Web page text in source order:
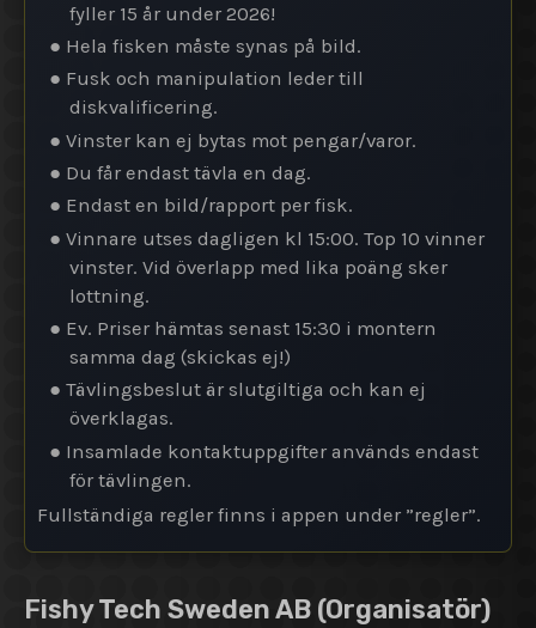
fyller 15 år under 2026!
● Hela fisken måste synas på bild.
● Fusk och manipulation leder till
diskvalificering.
● Vinster kan ej bytas mot pengar/varor.
● Du får endast tävla en dag.
● Endast en bild/rapport per fisk.
● Vinnare utses dagligen kl 15:00. Top 10 vinner
vinster. Vid överlapp med lika poäng sker
lottning.
● Ev. Priser hämtas senast 15:30 i montern
samma dag (skickas ej!)
● Tävlingsbeslut är slutgiltiga och kan ej
överklagas.
● Insamlade kontaktuppgifter används endast
för tävlingen.
Fullständiga regler finns i appen under ”regler”.
Fishy Tech Sweden AB (Organisatör)